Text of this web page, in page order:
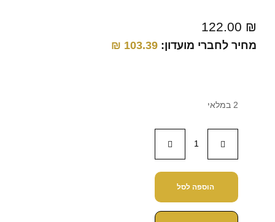
122.00 ₪
מחיר לחברי מועדון: 103.39
₪
2 במלאי
הוספה לסל